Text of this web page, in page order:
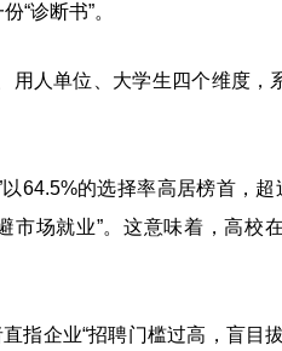
“诊断书”。
用人单位、大学生四个维度，
64.5%的选择率高居榜首，
市场就业”。这意味着，高校
指企业“招聘门槛过高，盲目